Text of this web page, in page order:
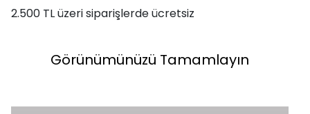
2.500 TL üzeri siparişlerde ücretsiz
Görünümünüzü Tamamlayın